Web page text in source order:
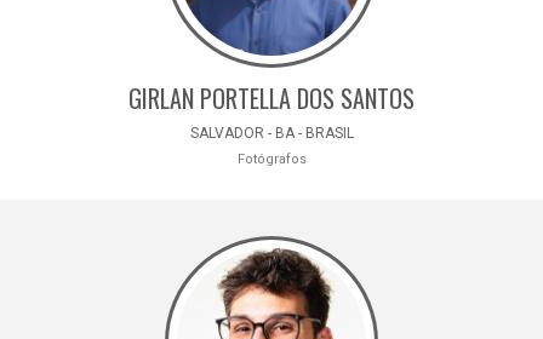
GIRLAN PORTELLA DOS SANTOS
SALVADOR - BA - BRASIL
Fotógrafos